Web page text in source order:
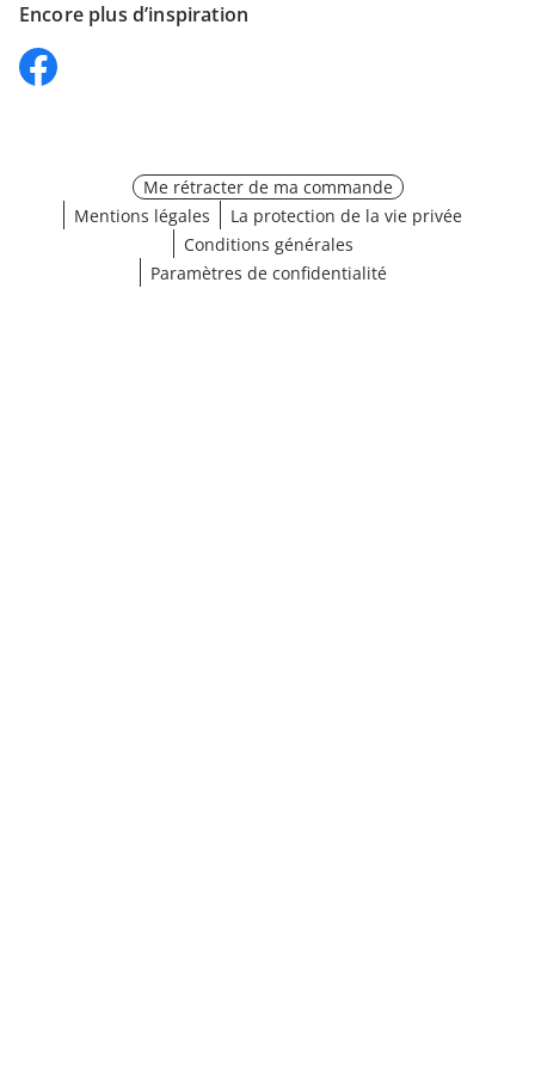
Encore plus d’inspiration
Me rétracter de ma commande
Mentions légales
La protection de la vie privée
Conditions générales
Paramètres de confidentialité